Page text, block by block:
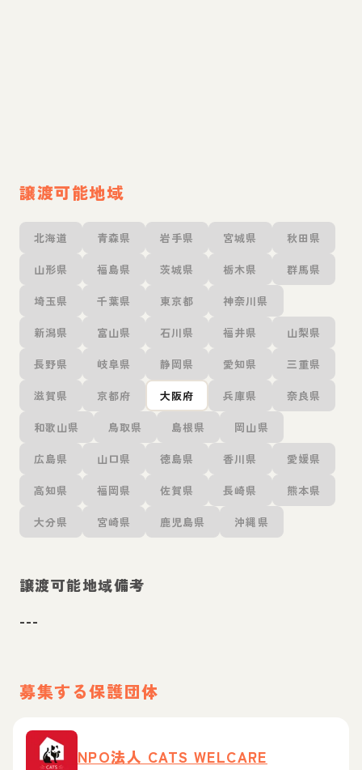
譲渡可能地域
北海道 青森県 岩手県 宮城県 秋田県
山形県 福島県 茨城県 栃木県 群馬県
埼玉県 千葉県 東京都 神奈川県
新潟県 富山県 石川県 福井県 山梨県
長野県 岐阜県 静岡県 愛知県 三重県
滋賀県 京都府 大阪府 兵庫県 奈良県
和歌山県 鳥取県 島根県 岡山県
広島県 山口県 徳島県 香川県 愛媛県
高知県 福岡県 佐賀県 長崎県 熊本県
大分県 宮崎県 鹿児島県 沖縄県
譲渡可能地域備考
---
募集する保護団体
NPO法人 CATS WELCARE